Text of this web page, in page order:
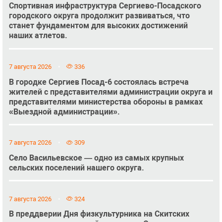
Спортивная инфраструктура Сергиево-Посадского
городского округа продолжит развиваться, что
станет фундаментом для высоких достижений
наших атлетов.
7 августа 2026 336
В городке Сергиев Посад-6 состоялась встреча
жителей с представителями администрации округа и
представителями министерства обороны в рамках
«Выездной администрации».
7 августа 2026 309
Село Васильевское — одно из самых крупных
сельских поселений нашего округа.
7 августа 2026 324
В преддверии Дня физкультурника на Скитских